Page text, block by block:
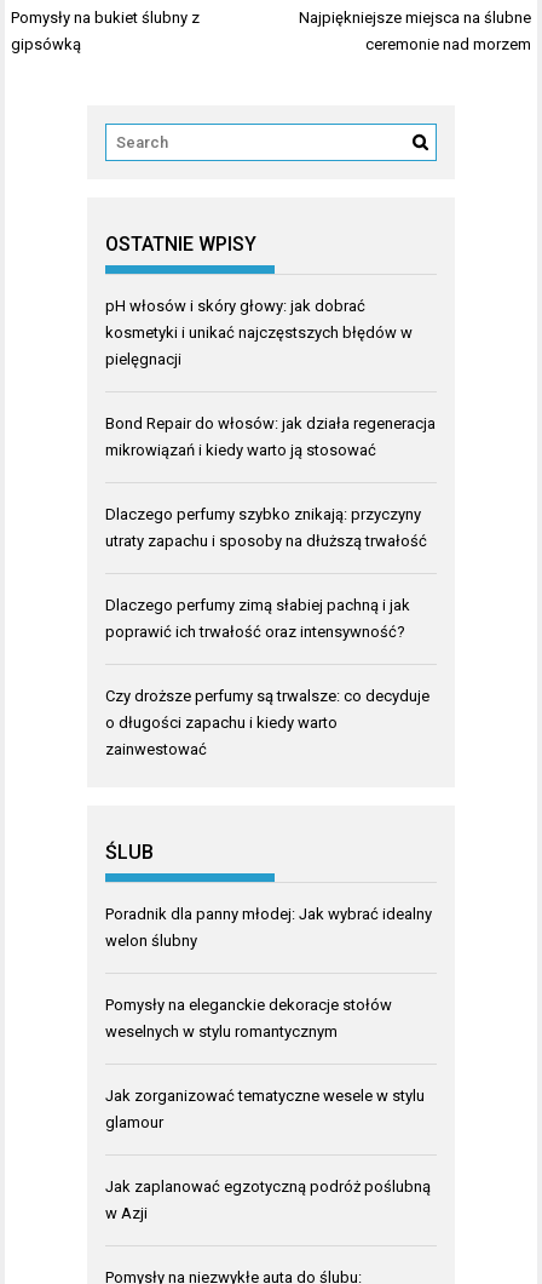
Nawigacja
wpisu
Pomysły na bukiet ślubny z
gipsówką
Najpiękniejsze miejsca na ślubne
ceremonie nad morzem
OSTATNIE WPISY
pH włosów i skóry głowy: jak dobrać
kosmetyki i unikać najczęstszych błędów w
pielęgnacji
Bond Repair do włosów: jak działa regeneracja
mikrowiązań i kiedy warto ją stosować
Dlaczego perfumy szybko znikają: przyczyny
utraty zapachu i sposoby na dłuższą trwałość
Dlaczego perfumy zimą słabiej pachną i jak
poprawić ich trwałość oraz intensywność?
Czy droższe perfumy są trwalsze: co decyduje
o długości zapachu i kiedy warto
zainwestować
ŚLUB
Poradnik dla panny młodej: Jak wybrać idealny
welon ślubny
Pomysły na eleganckie dekoracje stołów
weselnych w stylu romantycznym
Jak zorganizować tematyczne wesele w stylu
glamour
Jak zaplanować egzotyczną podróż poślubną
w Azji
Pomysły na niezwykłe auta do ślubu: